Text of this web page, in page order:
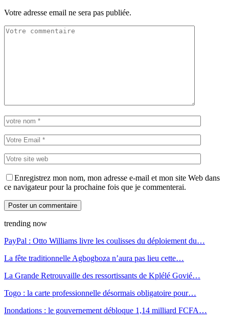
Votre adresse email ne sera pas publiée.
Enregistrez mon nom, mon adresse e-mail et mon site Web dans
ce navigateur pour la prochaine fois que je commenterai.
trending now
PayPal : Otto Williams livre les coulisses du déploiement du…
La fête traditionnelle Agbogboza n’aura pas lieu cette…
La Grande Retrouvaille des ressortissants de Kplélé Govié…
Togo : la carte professionnelle désormais obligatoire pour…
Inondations : le gouvernement débloque 1,14 milliard FCFA…